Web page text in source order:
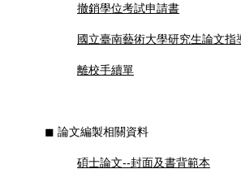
撤銷學位考試申請書
國立臺南藝術大學研究生論文指
離校手續單
◼︎ 論文編製相關資料
碩士論文--封面及書背範本